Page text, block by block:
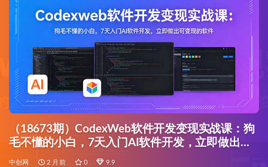
（18673期）CodexWeb软件开发变现实战课：狗
毛不懂的小白，7天入门AI软件开发，立即做出可
变现的软件
中创网 2 月前 0 9.9